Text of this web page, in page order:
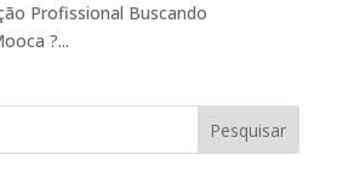
Profissional Buscando
?...
Pesquisar